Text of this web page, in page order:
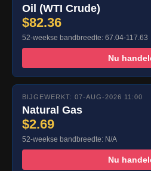
Oil (WTI Crude)
$82.36
52-weekse bandbreedte: 67.04-117.63
Nu
BIJGEWERKT: 07-AUG-2026 11:00
Natural Gas
$2.69
52-weekse bandbreedte: N/A
Nu